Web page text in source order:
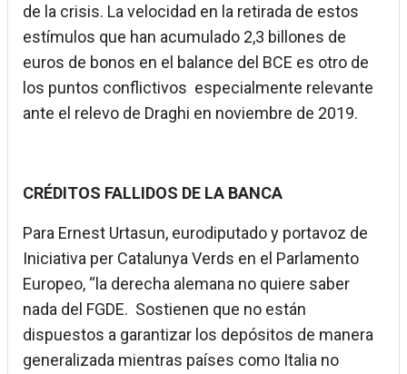
de la crisis. La velocidad en la retirada de estos
estímulos que han acumulado 2,3 billones de
euros de bonos en el balance del BCE es otro de
los puntos conflictivos especialmente relevante
ante el relevo de Draghi en noviembre de 2019.
CRÉDITOS FALLIDOS DE LA BANCA
Para Ernest Urtasun, eurodiputado y portavoz de
Iniciativa per Catalunya Verds en el Parlamento
Europeo, “la derecha alemana no quiere saber
nada del FGDE. Sostienen que no están
dispuestos a garantizar los depósitos de manera
generalizada mientras países como Italia no